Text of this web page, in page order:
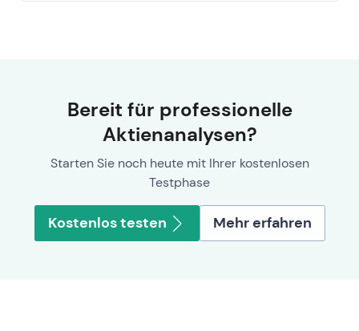
Bereit für professionelle
Aktienanalysen?
Starten Sie noch heute mit Ihrer kostenlosen
Testphase
Kostenlos testen Mehr erfahren